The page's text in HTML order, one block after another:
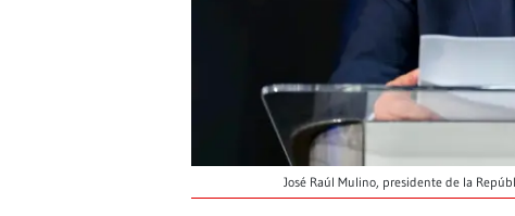
José Raúl Mulino, presidente de la